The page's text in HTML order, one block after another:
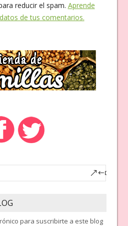
reducir el spam. Aprende
de tus comentarios.
para suscribirte a este blog